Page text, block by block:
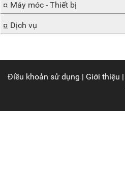
Máy móc - Thiết bị
Dịch vụ
Điều khoản sử dụng | Giới thiệu |